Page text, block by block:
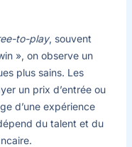
to-play, souvent
», on observe un
plus sains. Les
un prix d’entrée ou
d’une expérience
du talent et du